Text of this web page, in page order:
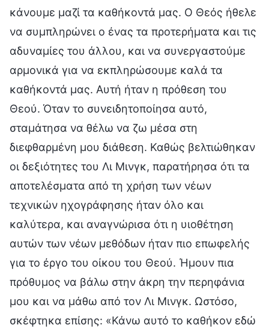
κάνουμε μαζί τα καθήκοντά μας. Ο Θεός ήθελε
να συμπληρώνει ο ένας τα προτερήματα και τις
αδυναμίες του άλλου, και να συνεργαστούμε
αρμονικά για να εκπληρώσουμε καλά τα
καθήκοντά μας. Αυτή ήταν η πρόθεση του
Θεού. Όταν το συνειδητοποίησα αυτό,
σταμάτησα να θέλω να ζω μέσα στη
διεφθαρμένη μου διάθεση. Καθώς βελτιώθηκαν
οι δεξιότητες του Λι Μινγκ, παρατήρησα ότι τα
αποτελέσματα από τη χρήση των νέων
τεχνικών ηχογράφησης ήταν όλο και
καλύτερα, και αναγνώρισα ότι η υιοθέτηση
αυτών των νέων μεθόδων ήταν πιο επωφελής
για το έργο του οίκου του Θεού. Ήμουν πια
πρόθυμος να βάλω στην άκρη την περηφάνια
μου και να μάθω από τον Λι Μινγκ. Ωστόσο,
σκέφτηκα επίσης: «Κάνω αυτό το καθήκον εδώ